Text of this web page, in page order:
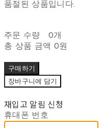
품절된 상품입니다.
주문 수량
0개
총 상품 금액 0원
구매하기
장바구니에 담기
재입고 알림 신청
휴대폰 번호